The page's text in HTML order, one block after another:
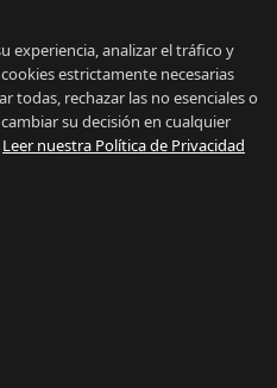
experiencia, analizar el tráfico y
estrictamente necesarias
todas, rechazar las no esenciales o
su decisión en cualquier
Leer nuestra Política de Privacidad